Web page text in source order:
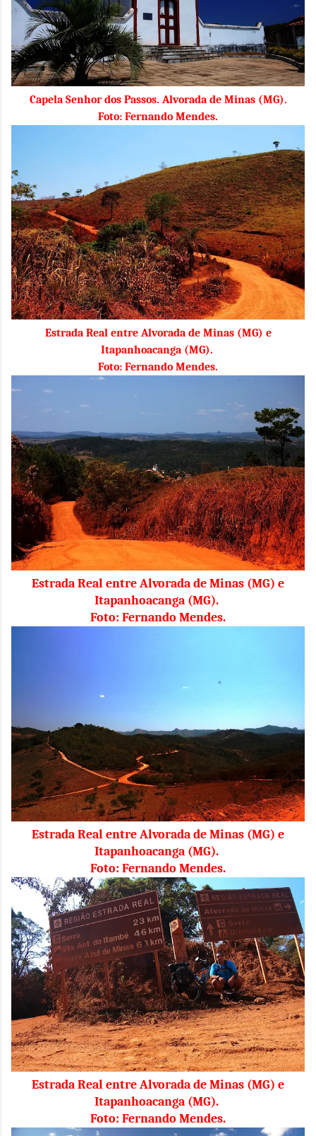
Capela Senhor dos Passos. Alvorada de Minas (MG).
Foto: Fernando Mendes.
Estrada Real entre Alvorada de Minas (MG) e
Itapanhoacanga (MG).
Foto: Fernando Mendes.
Estrada Real entre Alvorada de Minas (MG) e
Itapanhoacanga (MG).
Foto: Fernando Mendes.
Estrada Real entre Alvorada de Minas (MG) e
Itapanhoacanga (MG).
Foto: Fernando Mendes.
Estrada Real entre Alvorada de Minas (MG) e
Itapanhoacanga (MG).
Foto: Fernando Mendes.